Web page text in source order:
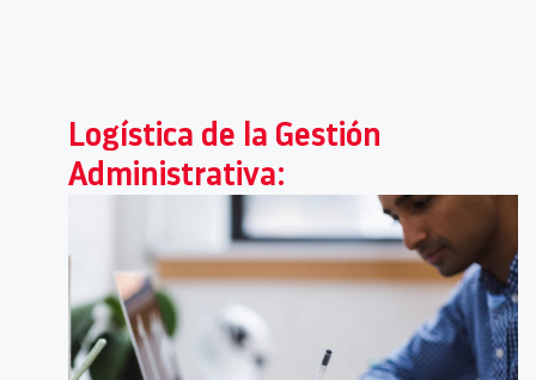
Logística de la Gestión
Administrativa: